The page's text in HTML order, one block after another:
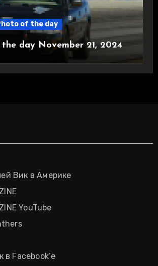
of the day
day November 21, 2024
Вик в Америке
YouTube
в Facebook’е